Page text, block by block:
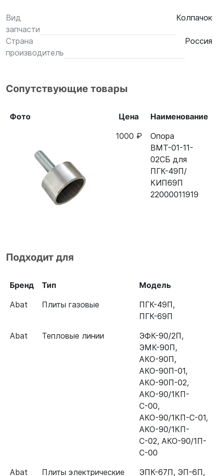
Вид
запчасти
Колпачок
Страна
производитель
Россия
Сопутствующие товары
Фото Цена
Наименование
1000 ₽
Опора
ВМТ-01-11-
02СБ для
ПГК-49П/
КИП69П
22000011919
Подходит для
Бренд Тип
Модель
Abat
Плиты газовые ПГК-49П,
ПГК-69П
Abat
Тепловые линии ЭФК-90/2П,
ЭМК-90П,
АКО-90П,
АКО-90П-01,
АКО-90П-02,
АКО-90/1КП-
С-00,
АКО-90/1КП-С-01,
АКО-90/1КП-
С-02, АКО-90/1П-
С-00
Abat
Плиты электрические ЭПК-67П, ЭП-6П,